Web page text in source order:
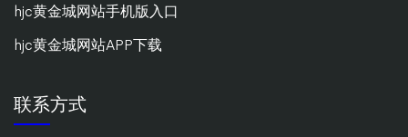
hjc黄金城网站手机版入口
hjc黄金城网站APP下载
联系方式